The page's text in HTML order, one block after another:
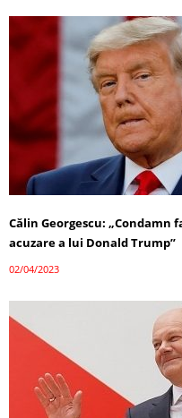
Călin Georgescu: „Condamn
acuzare a lui Donald Trump”
02/04/2023